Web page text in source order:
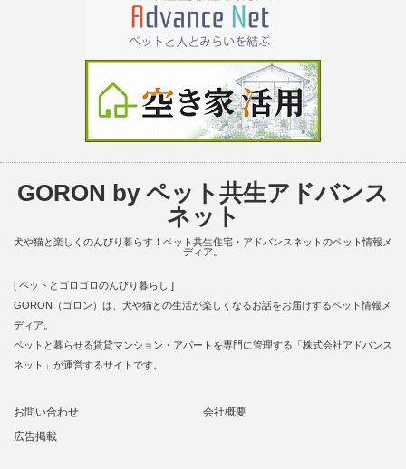
GORON by ペット共生アドバンス
ネット
犬や猫と楽しくのんびり暮らす！ペット共生住宅・アドバンスネットのペット情報メ
ディア。
[ ペットとゴロゴロのんびり暮らし ]
GORON（ゴロン）は、犬や猫との生活が楽しくなるお話をお届けするペット情報メ
ディア。
ペットと暮らせる賃貸マンション・アパートを専門に管理する「株式会社アドバンス
ネット」が運営するサイトです。
お問い合わせ
会社概要
広告掲載